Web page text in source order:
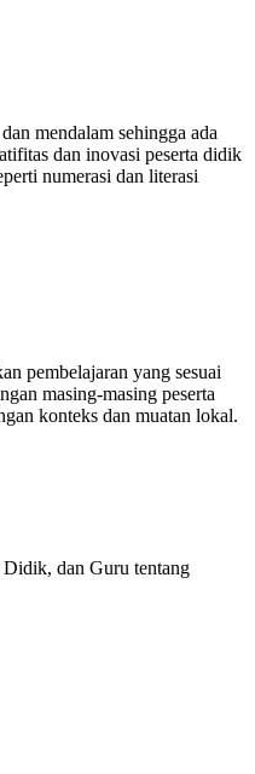
mendalam sehingga ada
dan inovasi peserta didik
numerasi dan literasi
pembelajaran yang sesuai
masing-masing peserta
konteks dan muatan lokal.
dan Guru tentang